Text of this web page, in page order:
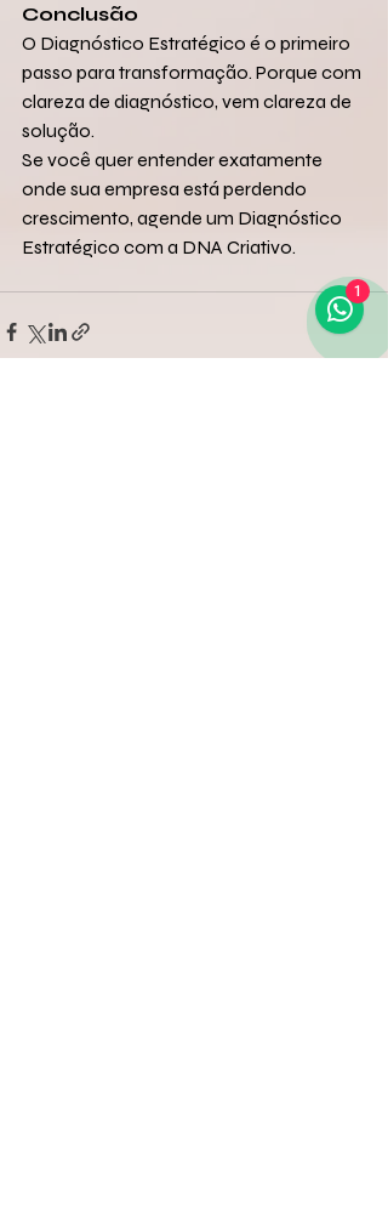
Conclusão
O Diagnóstico Estratégico é o primeiro
passo para transformação. Porque com
clareza de diagnóstico, vem clareza de
solução.
Se você quer entender exatamente
onde sua empresa está perdendo
crescimento, agende um Diagnóstico
Estratégico com a DNA Criativo.
1